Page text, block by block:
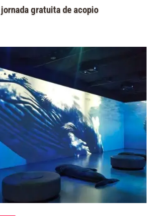
gratuita de acopio